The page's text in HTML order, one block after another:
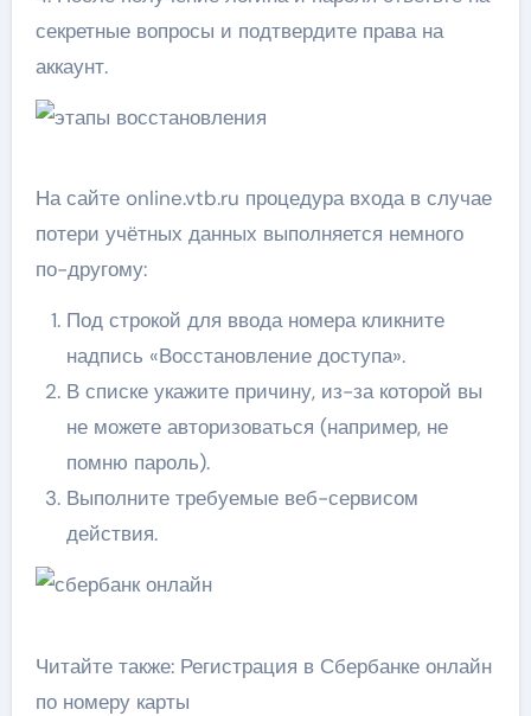
секретные вопросы и подтвердите права на
аккаунт.
На сайте online.vtb.ru процедура входа в случае
потери учётных данных выполняется немного
по-другому:
Под строкой для ввода номера кликните
надпись «Восстановление доступа».
В списке укажите причину, из-за которой вы
не можете авторизоваться (например, не
помню пароль).
Выполните требуемые веб-сервисом
действия.
Читайте также: Регистрация в Сбербанке онлайн
по номеру карты